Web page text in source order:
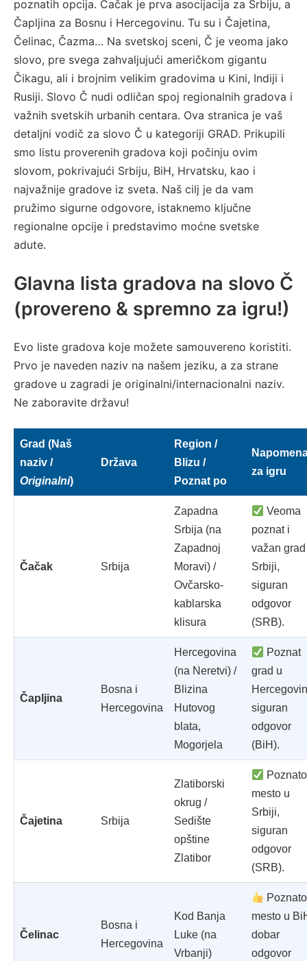
poznatih opcija. Čačak je prva asocijacija za Srbiju, a
Čapljina za Bosnu i Hercegovinu. Tu su i Čajetina,
Čelinac, Čazma… Na svetskoj sceni, Č je veoma jako
slovo, pre svega zahvaljujući američkom gigantu
Čikagu, ali i brojnim velikim gradovima u Kini, Indiji i
Rusiji. Slovo Č nudi odličan spoj regionalnih gradova i
važnih svetskih urbanih centara. Ova stranica je vaš
detaljni vodič za slovo Č u kategoriji GRAD. Prikupili
smo listu proverenih gradova koji počinju ovim
slovom, pokrivajući Srbiju, BiH, Hrvatsku, kao i
najvažnije gradove iz sveta. Naš cilj je da vam
pružimo sigurne odgovore, istaknemo ključne
regionalne opcije i predstavimo moćne svetske
adute.
Glavna lista gradova na slovo Č
(provereno & spremno za igru!)
Evo liste gradova koje možete samouvereno koristiti.
Prvo je naveden naziv na našem jeziku, a za strane
gradove u zagradi je originalni/internacionalni naziv.
Ne zaboravite državu!
Grad (Naš
naziv /
Originalni)
Država
Region /
Blizu /
Poznat po
za igru
Čačak Srbija
Zapadna
Srbija (na
Zapadnoj
Moravi) /
Ovčarsko-
kablarska
klisura
Veoma
poznat i
važan
Srbiji,
siguran
odgovor
(SRB).
Čapljina
Bosna i
Hercegovina
Hercegovina
(na Neretvi) /
Blizina
Hutovog
blata,
Mogorjela
Poznat
grad u
siguran
odgovor
(BiH).
Čajetina Srbija
Zlatiborski
okrug /
Sedište
opštine
Zlatibor
Poznato
mesto u
Srbiji,
siguran
odgovor
(SRB).
Čelinac
Bosna i
Hercegovina
Kod Banja
Luke (na
Vrbanji)
Poznato
mesto u
dobar
odgovor